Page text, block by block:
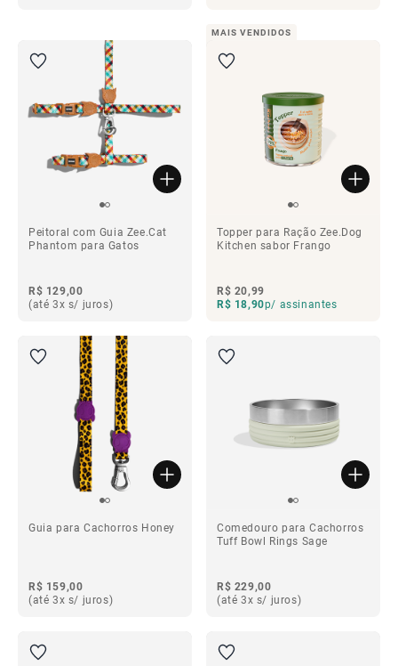
Peitoral com Guia Zee.Cat
Phantom para Gatos
R$ 129,00
(até 3x s/ juros)
MAIS VENDIDOS
Topper para Ração Zee.Dog
Kitchen sabor Frango
R$ 20,99
R$ 18,90p/ assinantes
Guia para Cachorros Honey
R$ 159,00
(até 3x s/ juros)
Comedouro para Cachorros
Tuff Bowl Rings Sage
R$ 229,00
(até 3x s/ juros)